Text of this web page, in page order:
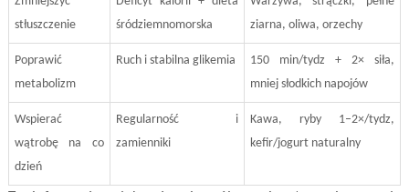
stłuszczenie
śródziemnomorska
ziarna, oliwa, orzechy
Poprawić
metabolizm
Ruch i stabilna glikemia
150 min/tydz + 2× siła,
mniej słodkich napojów
Wspierać
wątrobę na co
dzień
Regularność i
zamienniki
Kawa, ryby 1–2×/tydz,
kefir/jogurt naturalny